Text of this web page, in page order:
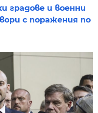
градове и военни
с поражения по